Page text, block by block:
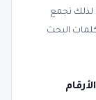
لذلك تجمع
البحث